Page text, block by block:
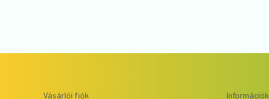
Vásárlói fiók Információk